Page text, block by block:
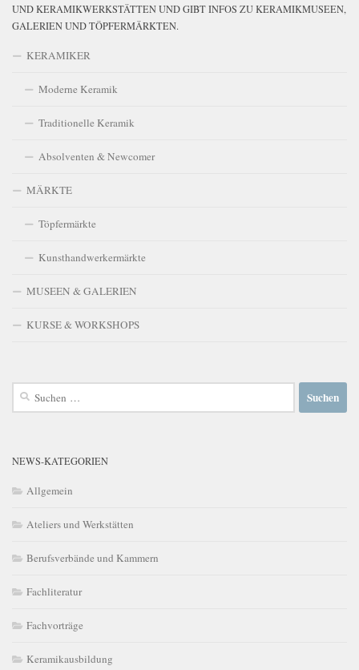
UND KERAMIKWERKSTÄTTEN UND GIBT INFOS ZU KERAMIKMUSEEN,
GALERIEN UND TÖPFERMÄRKTEN.
KERAMIKER
Moderne Keramik
Traditionelle Keramik
Absolventen & Newcomer
MÄRKTE
Töpfermärkte
Kunsthandwerkermärkte
MUSEEN & GALERIEN
KURSE & WORKSHOPS
Suchen
NEWS-KATEGORIEN
Allgemein
Ateliers und Werkstätten
Berufsverbände und Kammern
Fachliteratur
Fachvorträge
Keramikausbildung